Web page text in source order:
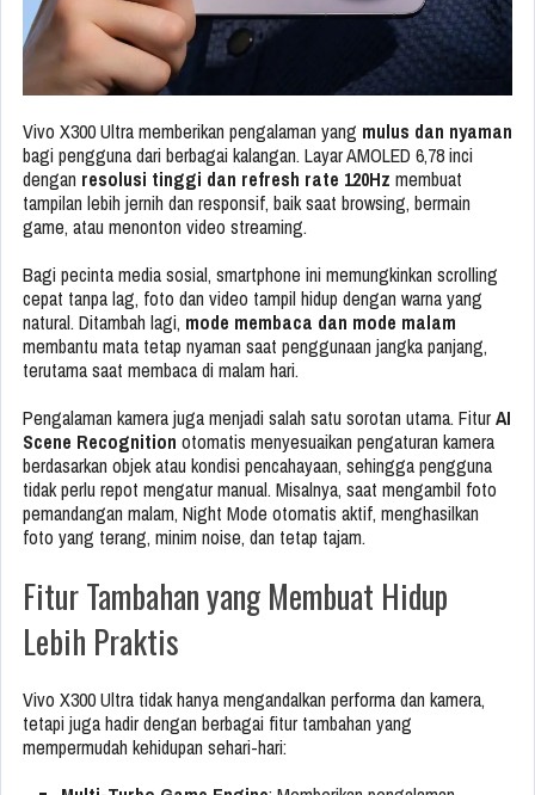
Vivo X300 Ultra memberikan pengalaman yang mulus dan nyaman
bagi pengguna dari berbagai kalangan. Layar AMOLED 6,78 inci
dengan resolusi tinggi dan refresh rate 120Hz membuat
tampilan lebih jernih dan responsif, baik saat browsing, bermain
game, atau menonton video streaming.
Bagi pecinta media sosial, smartphone ini memungkinkan scrolling
cepat tanpa lag, foto dan video tampil hidup dengan warna yang
natural. Ditambah lagi, mode membaca dan mode malam
membantu mata tetap nyaman saat penggunaan jangka panjang,
terutama saat membaca di malam hari.
Pengalaman kamera juga menjadi salah satu sorotan utama. FiturAI
Scene Recognition otomatis menyesuaikan pengaturan kamera
berdasarkan objek atau kondisi pencahayaan, sehingga pengguna
tidak perlu repot mengatur manual. Misalnya, saat mengambil foto
pemandangan malam, Night Mode otomatis aktif, menghasilkan
foto yang terang, minim noise, dan tetap tajam.
Fitur Tambahan yang Membuat Hidup
Lebih Praktis
Vivo X300 Ultra tidak hanya mengandalkan performa dan kamera,
tetapi juga hadir dengan berbagai fitur tambahan yang
mempermudah kehidupan sehari-hari: